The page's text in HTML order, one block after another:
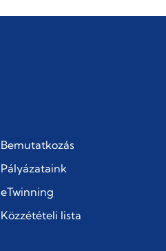
Bemutatkozás
Pályázataink
eTwinning
Közzétételi lista